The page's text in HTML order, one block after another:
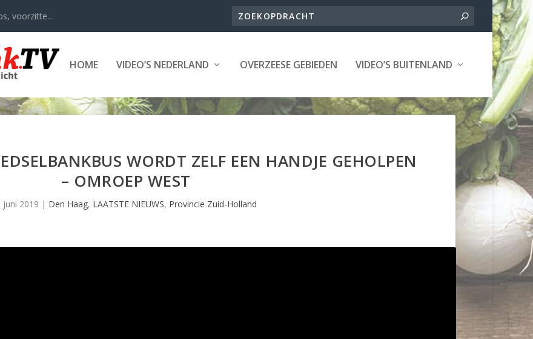
voorzitte...
HOME VIDEO’S NEDERLAND OVERZEESE GEBIEDEN VIDEO’S BUITENLAND
WORDT ZELF EEN HANDJE GEHOLPEN
– OMROEP WEST
juni 2019 | Den Haag, LAATSTE NIEUWS, Provincie Zuid-Holland